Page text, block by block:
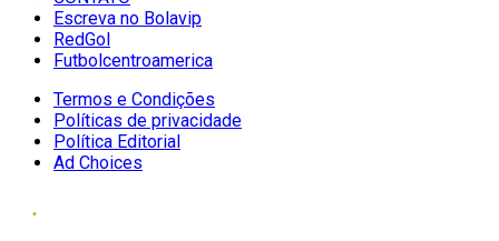
Escreva no Bolavip
RedGol
Futbolcentroamerica
Termos e Condições
Políticas de privacidade
Política Editorial
Ad Choices